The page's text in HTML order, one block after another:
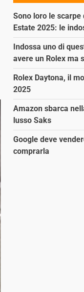
Sono loro le
Estate 2025: le
Indossa uno di
avere un Rolex ma
Rolex Daytona, il
2025
Amazon sbarca
lusso Saks
Google deve
comprarla